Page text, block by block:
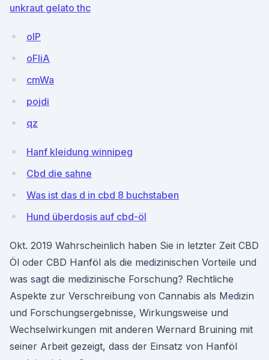
unkraut gelato thc
oIP
oFIiA
cmWa
pojdi
qz
Hanf kleidung winnipeg
Cbd die sahne
Was ist das d in cbd 8 buchstaben
Hund überdosis auf cbd-öl
Okt. 2019 Wahrscheinlich haben Sie in letzter Zeit CBD
Öl oder CBD Hanföl als die medizinischen Vorteile und
was sagt die medizinische Forschung? Rechtliche
Aspekte zur Verschreibung von Cannabis als Medizin
und Forschungsergebnisse, Wirkungsweise und
Wechselwirkungen mit anderen Wernard Bruining mit
seiner Arbeit gezeigt, dass der Einsatz von Hanföl